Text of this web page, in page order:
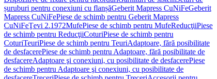
șuruburi pentru conexiuni cu flanșăGeberit Mapress CuNiFeGeberit
Mapress CuNiFePiese de schimb pentru Geberit Mapress
CuNiFeŢevi 2.1972MufePiese de schimb pentru MufeReducţiiPiese
de schimb pentru ReducţiiCoturiPiese de schimb pentru
CoturiTeuriPiese de schimb pentru TeuriAdaptoare, fără posibilitate
de desfacerePiese de schimb pentru Adaptoare, fără posibilitate de
desfacereAdaptoare şi conexiuni, cu posibilitate de desfacerePiese
de schimb pentru Adaptoare şi conexiuni, cu posibilitate de